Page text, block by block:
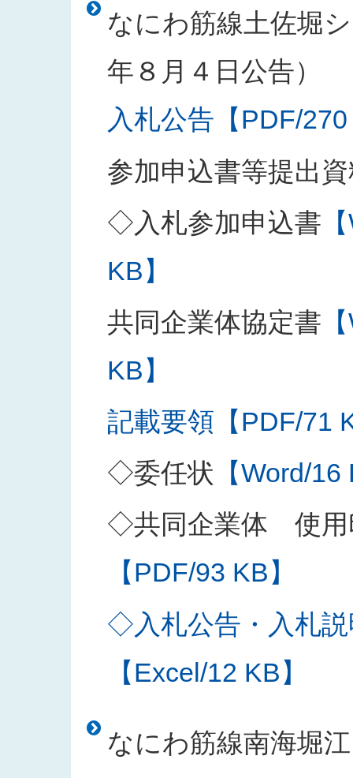
なにわ筋線土佐堀
年８月４日公告）
入札公告【PDF/
参加申込書等提出
◇入札参加申込書
KB】
共同企業体協定書
KB】
記載要領【PDF/71
◇委任状 【Word/
◇共同企業体 使用
【PDF/93 KB】
◇入札公告・入札
【Excel/12 KB】
なにわ筋線南海堀